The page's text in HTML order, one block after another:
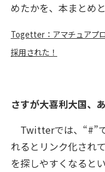
めたかを、本まとめと
Togetter：アマチュアプ
採用された！
さすが大喜利大国、
Twitterでは、“#”
れるとリンク化され
を探しやすくなると